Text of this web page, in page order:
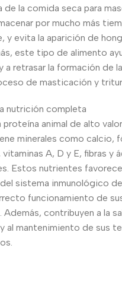
de la comida seca para
por mucho más
y evita la aparición de
este tipo de alimento
a retrasar la formación de
de masticación y
nutrición completa
animal de alto valor
minerales como calcio,
A, D y E, fibras y
Estos nutrientes
sistema inmunológico
funcionamiento de
contribuyen a la
al mantenimiento de sus